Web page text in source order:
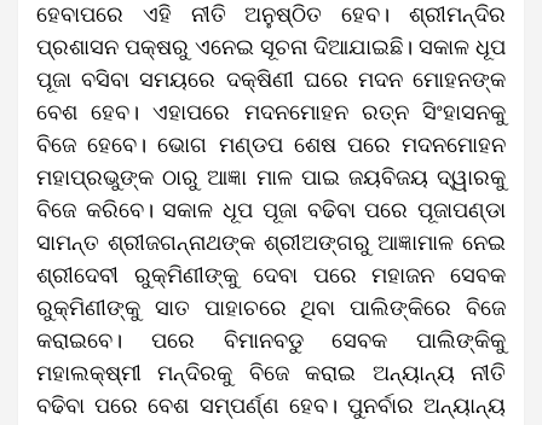
ହେବାପରେ ଏହି ନୀତି ଅନୁଷ୍ଠିତ ହେବ। ଶ୍ରୀମନ୍ଦିର
ପ୍ରଶାସନ ପକ୍ଷରୁ ଏନେଇ ସୂଚନା ଦିଆଯାଇଛି। ସକାଳ ଧୂପ
ପୂଜା ବସିବା ସମୟରେ ଦକ୍ଷିଣୀ ଘରେ ମଦନ ମୋହନଙ୍କ
ବେଶ ହେବ।‌ ଏହାପରେ ମଦନମୋହନ ରତ୍ନ ସିଂହାସନକୁ
ବିଜେ ହେବେ। ଭୋଗ ମଣ୍ଡପ ଶେଷ ପରେ ମଦନମୋହନ
ମହାପ୍ରଭୁଙ୍କ ଠାରୁ ଆଜ୍ଞା ମାଳ ପାଇ ଜୟବିଜୟ ଦ୍ୱାରକୁ
ବିଜେ କରିବେ‌। ସକାଳ ଧୂପ ପୂଜା ବଢିବା ପରେ ପୂଜାପଣ୍ଡା
ସାମନ୍ତ ଶ୍ରୀଜଗନ୍ନାଥଙ୍କ ଶ୍ରୀଅଙ୍ଗରୁ ଆଜ୍ଞାମାଳ ନେଇ
ଶ୍ରୀଦେବୀ ରୁକ୍ମିଣୀଙ୍କୁ ଦେବା ପରେ ମହାଜନ ସେବକ
ରୁକ୍ମିଣୀଙ୍କୁ ସାତ ପାହାଚରେ ଥିବା ପାଲିଙ୍କିରେ ବିଜେ
କରାଇବେ। ପରେ ବିମାନବଡୁ ସେବକ ପାଲିଙ୍କିକୁ
ମହାଲକ୍ଷ୍ମୀ ମନ୍ଦିରକୁ ବିଜେ କରାଇ ଅନ୍ୟାନ୍ୟ ନୀତି
ବଢିବା ପରେ ବେଶ ସମ୍ପର୍ଣ୍ଣ ହେବ।‌ ପୁନର୍ବାର ଅନ୍ୟାନ୍ୟ